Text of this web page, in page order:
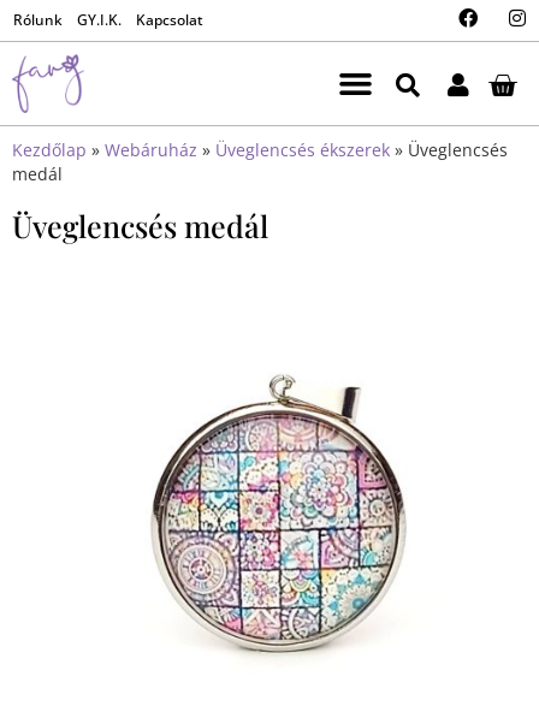
Rólunk GY.I.K. Kapcsolat
Kezdőlap » Webáruház » Üveglencsés ékszerek » Üveglencsés
medál
Üveglencsés medál